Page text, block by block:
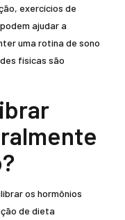
exercícios de
ajudar a
uma rotina de sono
físicas são
os hormônios
de dieta